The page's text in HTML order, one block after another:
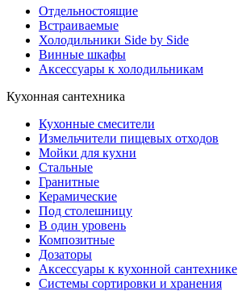
Отдельностоящие
Встраиваемые
Холодильники Side by Side
Винные шкафы
Аксессуары к холодильникам
Кухонная сантехника
Кухонные смесители
Измельчители пищевых отходов
Мойки для кухни
Стальные
Гранитные
Керамические
Под столешницу
В один уровень
Композитные
Дозаторы
Аксессуары к кухонной сантехнике
Системы сортировки и хранения